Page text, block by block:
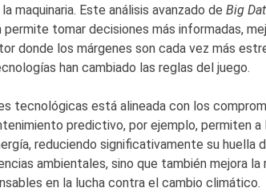
maquinaria. Este análisis avanzado de Big
tomar decisiones más informadas,
donde los márgenes son cada vez más
han cambiado las reglas del juego.
tecnológicas está alineada con los
predictivo, por ejemplo, permiten a
reduciendo significativamente su huella
ambientales, sino que también mejora la
en la lucha contra el cambio climático.